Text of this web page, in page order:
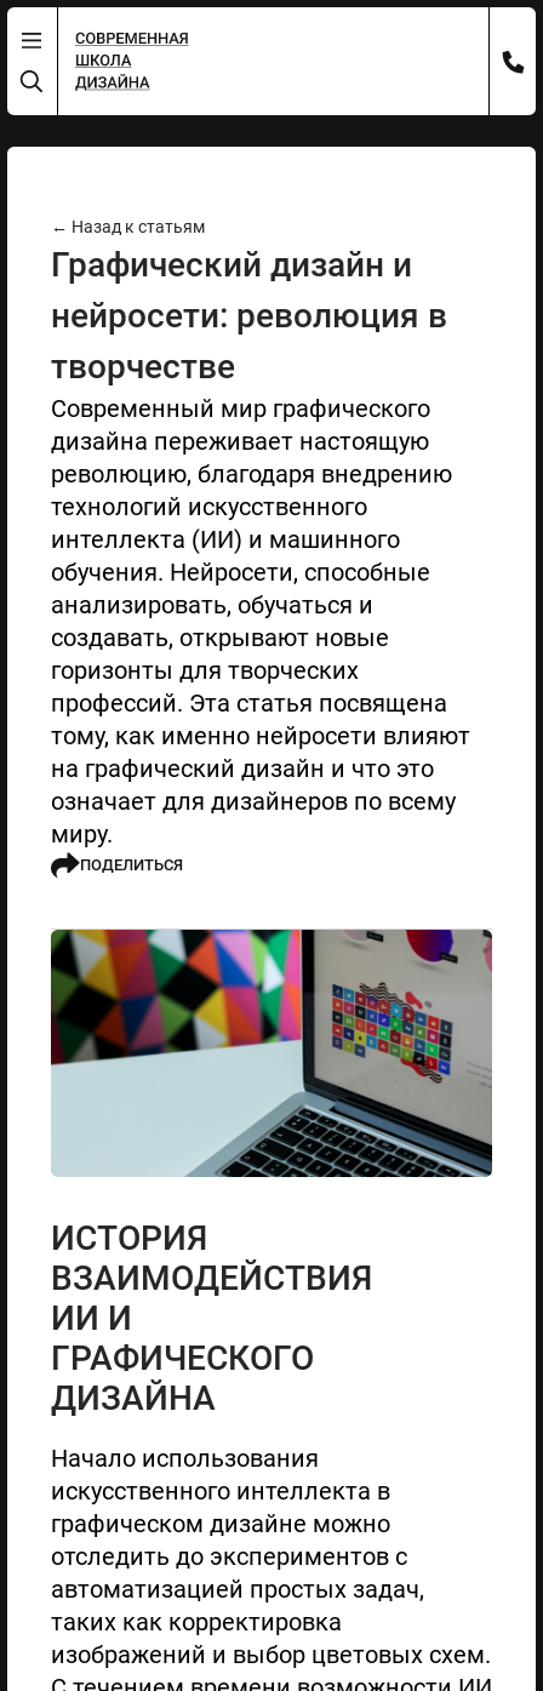
← Назад к статьям
Графический дизайн и
нейросети: революция в
творчестве
Современный мир графического
дизайна переживает настоящую
революцию, благодаря внедрению
технологий искусственного
интеллекта (ИИ) и машинного
обучения. Нейросети, способные
анализировать, обучаться и
создавать, открывают новые
горизонты для творческих
профессий. Эта статья посвящена
тому, как именно нейросети влияют
на графический дизайн и что это
означает для дизайнеров по всему
миру.
ПОДЕЛИТЬСЯ
ИСТОРИЯ
ВЗАИМОДЕЙСТВИЯ
ИИ И
ГРАФИЧЕСКОГО
ДИЗАЙНА
Начало использования
искусственного интеллекта в
графическом дизайне можно
отследить до экспериментов с
автоматизацией простых задач,
таких как корректировка
изображений и выбор цветовых схем.